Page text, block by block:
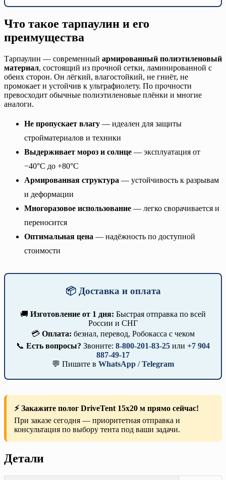
Что такое тарпаулин и его
преимущества
Тарпаулин — современный армированный полиэтиленовый
материал, состоящий из прочной сетки, ламинированной с
обеих сторон. Он лёгкий, влагостойкий, не гниёт, не
промокает и устойчив к ультрафиолету. По прочности
превосходит обычные полиэтиленовые плёнки и многие
аналоги.
Не пропускает влагу — идеален для защиты
стройматериалов и техники
Выдерживает мороз и солнце — эксплуатация от
−40°C до +80°C
Армированная структура — устойчивость к разрывам
и деформации
Многоразовое использование — легко сворачивается и
переносится
Оптимальная цена — надёжность по доступной
стоимости
📦 Доставка и оплата
🚚 Изготовление от 1 дня: Быстрая отправка по всей
России и СНГ
💳 Оплата: безнал, перевод, Робокасса с чеком
📞 Есть вопросы? Звоните: 8-800-201-83-25 или +7 904
887-49-17
💬 Пишите в WhatsApp /Telegram
⚡ Закажите полог DriveTent 15х20 м прямо сейчас!
При заказе сегодня — приоритетная отправка и
консультация по выбору тента под ваши задачи.
Детали